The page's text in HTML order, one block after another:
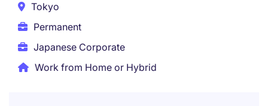
Tokyo
Permanent
Japanese Corporate
Work from Home or Hybrid